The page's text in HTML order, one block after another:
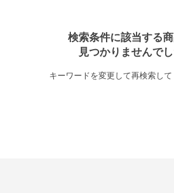
検索条件に該当する
見つかりませんで
キーワードを変更して再検索して